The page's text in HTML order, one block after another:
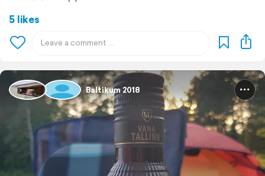
5 likes
Baltikum 2018